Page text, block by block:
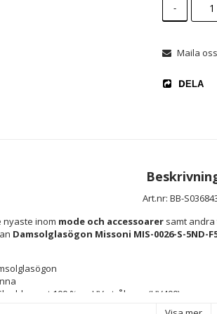
-
Maila
DELA
Art.nr: BB-
nyaste inom mode och accessoarer samt
Damsolglasögon Missoni MIS-0026-S-5ND-
mot 100 % av UV-strålarna (UV400)